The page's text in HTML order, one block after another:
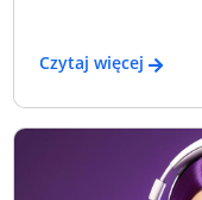
Czytaj więcej